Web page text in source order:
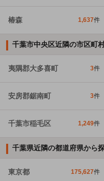
椿森 1,637件
千葉市中央区近隣の市区町
夷隅郡大多喜町 3件
安房郡鋸南町 3件
千葉市稲毛区 1,249件
千葉県近隣の都道府県から
東京都 175,627件